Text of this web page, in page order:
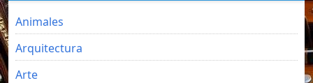
Animales
Arquitectura
Arte